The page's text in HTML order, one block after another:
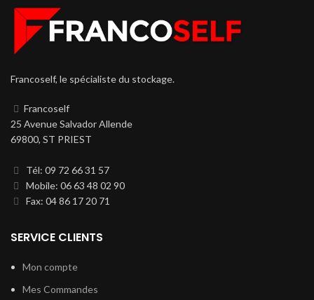
Francoself, le spécialiste du stockage.
Francoself
25 Avenue Salvador Allende
69800, ST PRIEST
Tél: 09 72 66 31 57
Mobile: 06 63 48 02 90
Fax: 04 86 17 20 71
SERVICE CLIENTS
Mon compte
Mes Commandes